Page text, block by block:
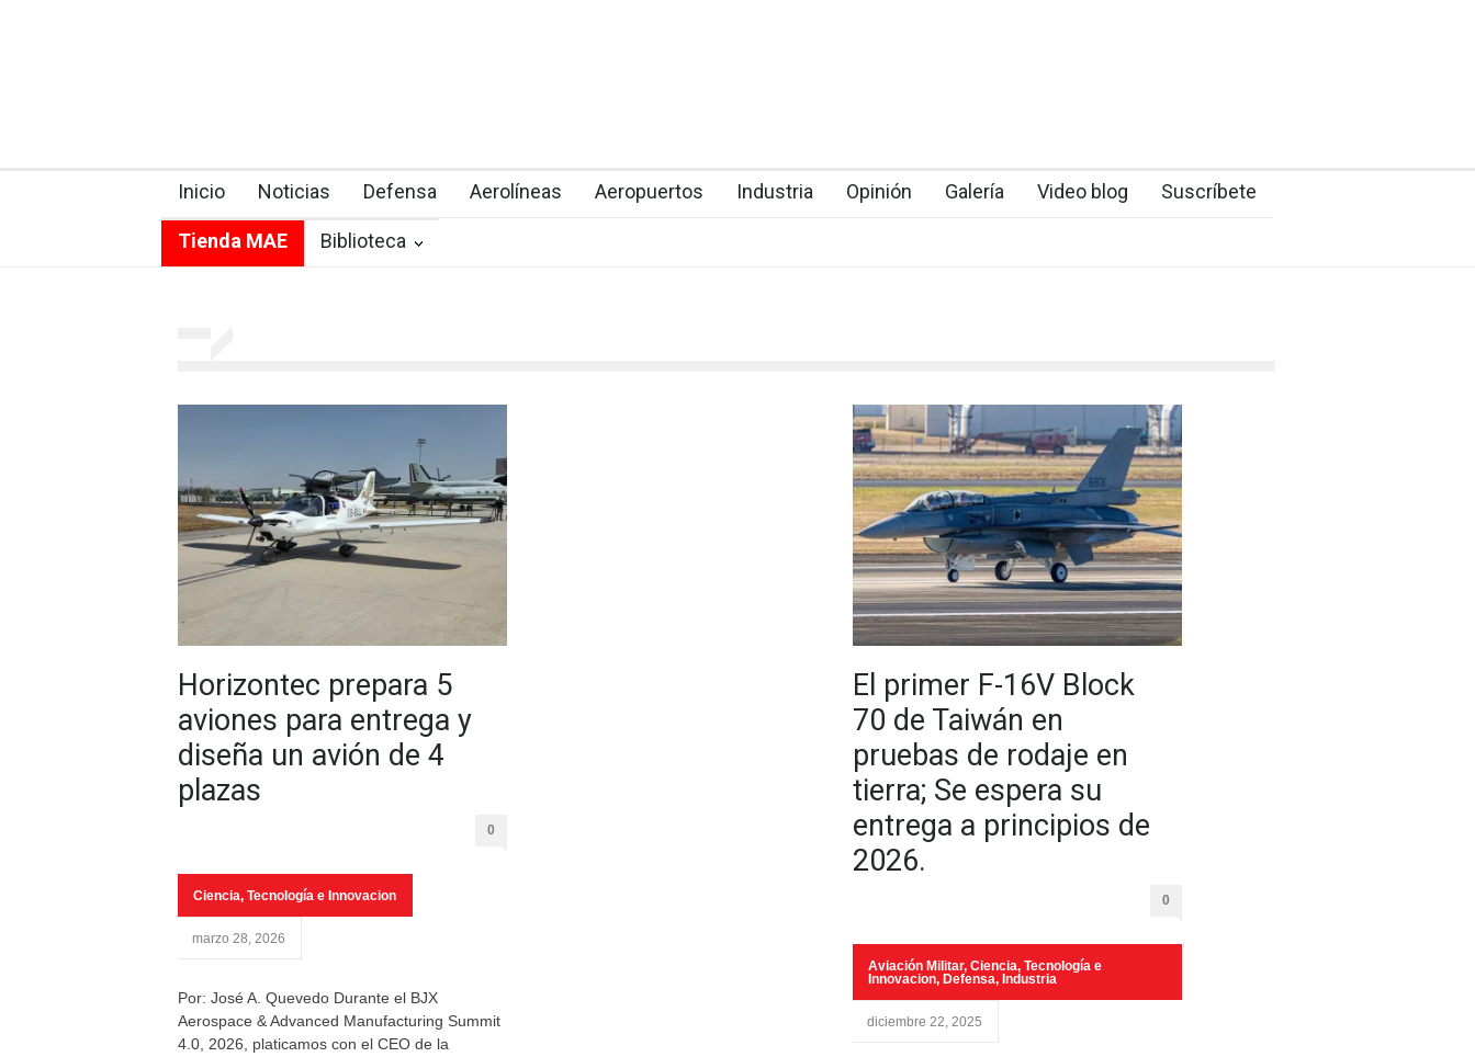
Inicio Noticias Defensa Aerolíneas Aeropuertos Industria Opinión Galería Video blog Suscríbete
Tienda MAE Biblioteca
Horizontec prepara 5
aviones para entrega y
diseña un avión de 4
plazas
0
Ciencia, Tecnología e Innovacion
marzo 28, 2026
Por: José A. Quevedo Durante el BJX
Aerospace & Advanced Manufacturing Summit
4.0, 2026, platicamos con el CEO de la
El primer F-16V Block
70 de Taiwán en
pruebas de rodaje en
tierra; Se espera su
entrega a principios de
2026.
0
Aviación Militar, Ciencia, Tecnología e
Innovacion, Defensa, Industria
diciembre 22, 2025